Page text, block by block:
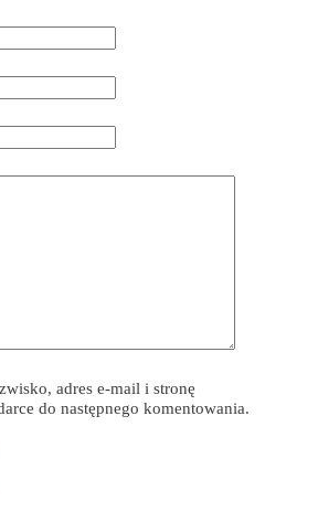
adres e-mail i stronę
do następnego komentowania.